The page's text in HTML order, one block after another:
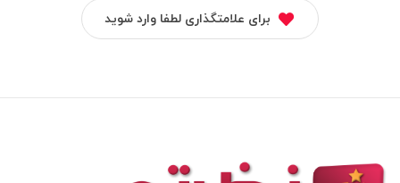
برای علامتگذاری لطفا وارد شوید